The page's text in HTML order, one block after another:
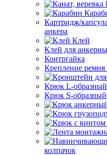
Картридж/
анкера
Клей
Клей для
Контргайка
Крепление ремня
Крюк L-образный
Крюк S-образный
колпачок